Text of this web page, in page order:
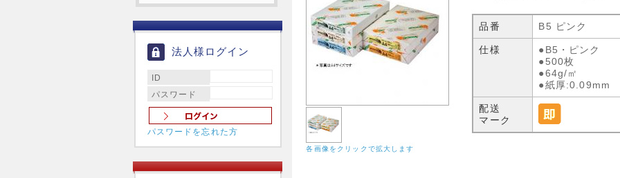
法人様ログイン
ID
パスワード
パスワードを忘れた方
各画像をクリックで拡大します
品番 B5 ピンク
仕様
●B5・ピンク
●500枚
●64g/㎡
●紙厚:0.09mm
配送
マーク